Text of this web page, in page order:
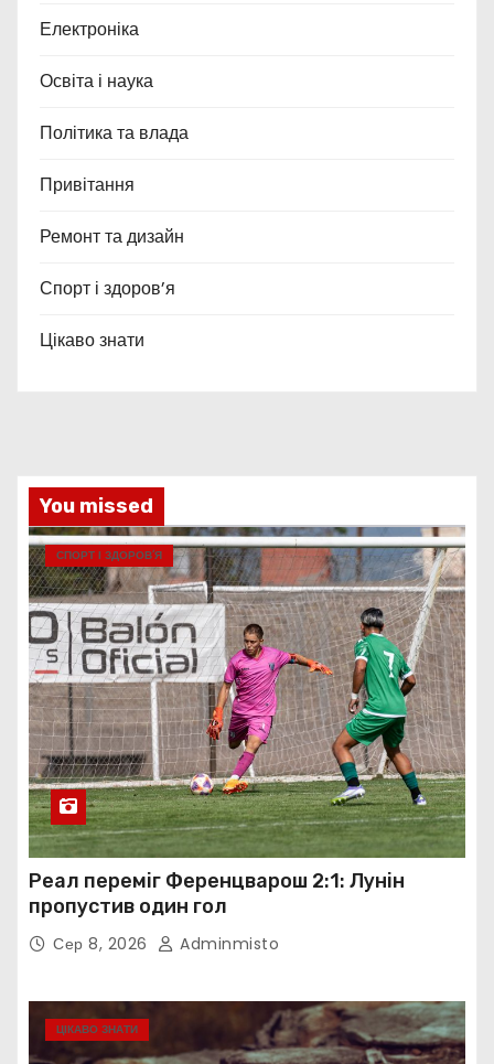
Електроніка
Освіта і наука
Політика та влада
Привітання
Ремонт та дизайн
Спорт і здоров’я
Цікаво знати
You missed
СПОРТ І ЗДОРОВ’Я
Реал переміг Ференцварош 2:1: Лунін
пропустив один гол
Сер 8, 2026 Adminmisto
ЦІКАВО ЗНАТИ